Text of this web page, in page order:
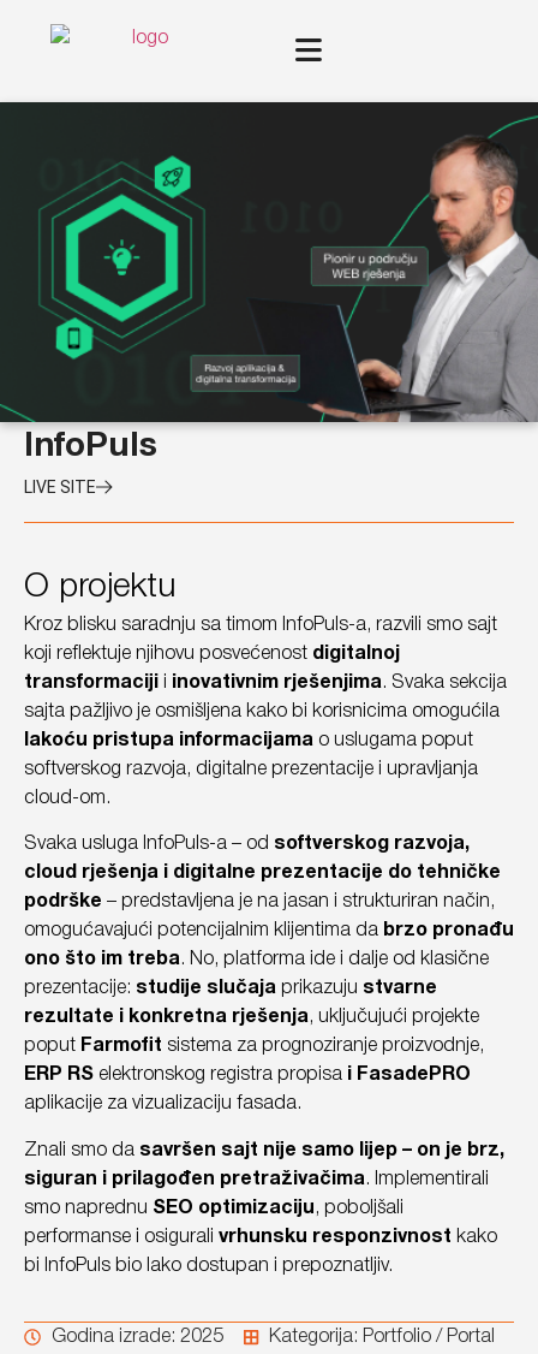
InfoPuls
LIVE SITE
O projektu
Kroz blisku saradnju sa timom InfoPuls-a, razvili smo sajt
koji reflektuje njihovu posvećenost digitalnoj
transformaciji
inovativnim rješenjima. Svaka sekcija
sajta pažljivo je osmišljena kako bi korisnicima omogućila
lakoću pristupa informacijama o uslugama poput
softverskog razvoja, digitalne prezentacije i upravljanja
cloud-om.
Svaka usluga InfoPuls-a – od softverskog razvoja,
cloud rješenja i digitalne prezentacije do tehničke
podrške – predstavljena je na jasan i strukturiran način,
omogućavajući potencijalnim klijentima da brzo pronađu
ono što im treba. No, platforma ide i dalje od klasične
prezentacije: studije slučaja prikazuju stvarne
rezultate i konkretna rješenja, uključujući projekte
poput Farmofit sistema za prognoziranje proizvodnje,
ERP RS elektronskog registra propisa i FasadePRO
aplikacije za vizualizaciju fasada.
Znali smo da savršen sajt nije samo lijep – on je brz,
siguran i prilagođen pretraživačima . Implementirali
smo naprednu SEO optimizaciju , poboljšali
performanse i osigurali vrhunsku responzivnost kako
bi InfoPuls bio lako dostupan i prepoznatljiv.
Godina izrade: 2025 Kategorija: Portfolio / Portal